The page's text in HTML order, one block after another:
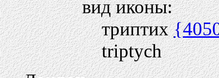
вид иконы:
триптих
triptych